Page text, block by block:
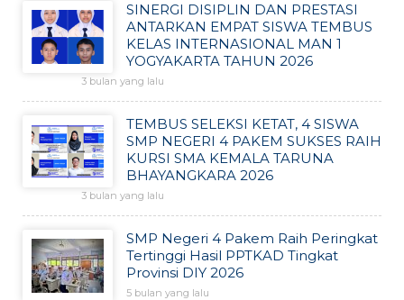
SINERGI DISIPLIN DAN PRESTASI
ANTARKAN EMPAT SISWA TEMBUS
KELAS INTERNASIONAL MAN 1
YOGYAKARTA TAHUN 2026
3 bulan yang lalu
TEMBUS SELEKSI KETAT, 4 SISWA
SMP NEGERI 4 PAKEM SUKSES RAIH
KURSI SMA KEMALA TARUNA
BHAYANGKARA 2026
3 bulan yang lalu
SMP Negeri 4 Pakem Raih Peringkat
Tertinggi Hasil PPTKAD Tingkat
Provinsi DIY 2026
5 bulan yang lalu